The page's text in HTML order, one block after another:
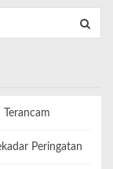
Peringatan